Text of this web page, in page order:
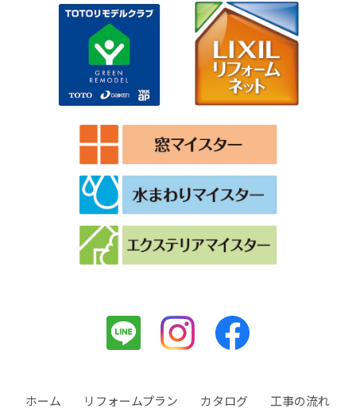
ホーム リフォームプラン カタログ 工事の流れ